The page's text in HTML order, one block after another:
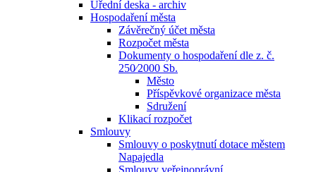
Úřední deska - archiv
Hospodaření města
Závěrečný účet města
Rozpočet města
Dokumenty o hospodaření dle z. č.
250⁄2000 Sb.
Město
Příspěvkové organizace města
Sdružení
Klikací rozpočet
Smlouvy
Smlouvy o poskytnutí dotace městem
Napajedla
Smlouvy veřejnoprávní